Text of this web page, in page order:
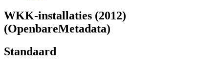
WKK-installaties (2012)
(OpenbareMetadata)
Standaard